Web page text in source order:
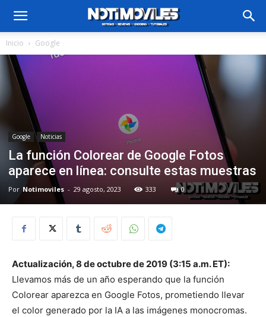
Inicio Google
Google Noticias
La función Colorear de Google Fotos
aparece en línea: consulte estas muestras
Por Notimoviles - 29 agosto, 2023 333 0
Actualización, 8 de octubre de 2019 (3:15 a.m. ET):
Llevamos más de un año esperando que la función
Colorear aparezca en Google Fotos, prometiendo llevar
el color generado por la IA a las imágenes monocromas.